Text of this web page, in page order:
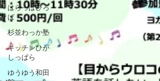
はらっぱひろ
ば
杉並わっか塾
キッチンひが
しっぱら
ゆうゆう和田